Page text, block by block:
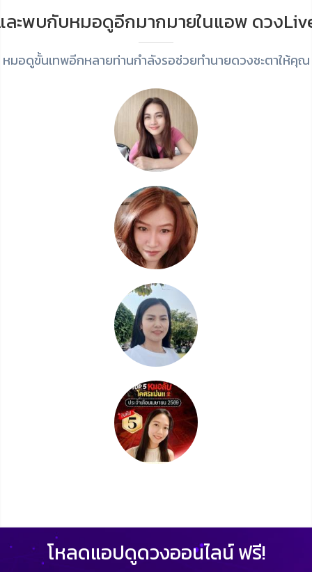
ละพบกับหมอดูอีกมากมายในแอพ ดวง
หมอดูขั้นเทพอีกหลายท่านกำลังรอช่วยทำนายดวงชะตาให้คุณ
โหลดแอปดูดวงออนไลน์ ฟรี!